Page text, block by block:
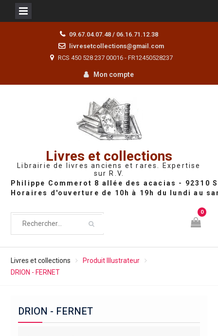
09.67.04.07.48 / 06.16.71.12.38
livresetcollections@gmail.com
RCS 450 528 237 00016 - FR12450528237
Mon compte
Livres et collections
Librairie de livres anciens et rares. Expertise
sur R.V.
0
Livres et collections
Produit Illustrateur
DRION - FERNET
DRION - FERNET